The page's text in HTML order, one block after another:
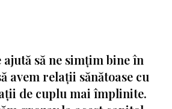
ajută să ne simțim bine în
avem relații sănătoase cu
de cuplu mai împlinite.